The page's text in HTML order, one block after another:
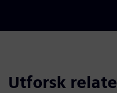
Utforsk